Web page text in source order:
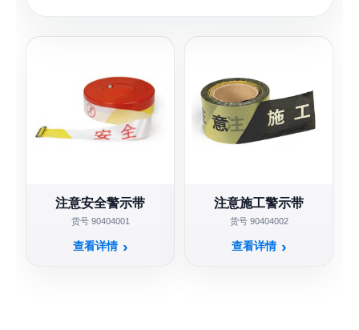
注意安全警示带
货号 90404001
查看详情
注意施工警示带
货号 90404002
查看详情